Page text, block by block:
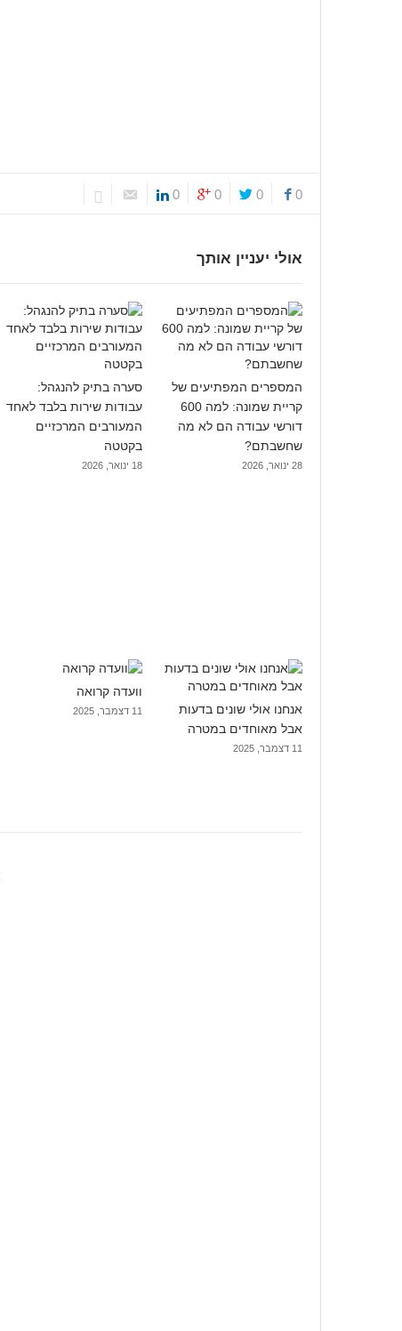
0
0
0
0
אולי יעניין אותך
המספרים המפתיעים של
קריית שמונה: למה 600
דורשי עבודה הם לא מה
שחשבתם?
28 ינואר, 2026
סערה בתיק להנגהל:
עבודות שירות בלבד לאחד
המעורבים המרכזיים
בקטטה
18 ינואר, 2026
אנחנו אולי שונים בדעות
אבל מאוחדים במטרה
11 דצמבר, 2025
וועדה קרואה
11 דצמבר, 2025